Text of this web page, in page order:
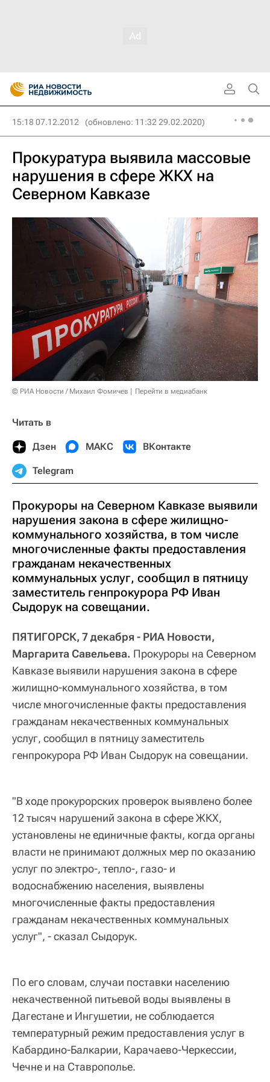
15:18 07.12.2012 (обновлено: 11:32 29.02.2020)
Прокуратура выявила массовые
нарушения в сфере ЖКХ на
Северном Кавказе
© РИА Новости / Михаил Фомичев Перейти в медиабанк
Читать в
Дзен МАКС ВКонтакте
Telegram
Прокуроры на Северном Кавказе выявили
нарушения закона в сфере жилищно-
коммунального хозяйства, в том числе
многочисленные факты предоставления
гражданам некачественных
коммунальных услуг, сообщил в пятницу
заместитель генпрокурора РФ Иван
Сыдорук на совещании.
ПЯТИГОРСК, 7 декабря - РИА Новости,
Маргарита Савельева. Прокуроры на Северном
Кавказе выявили нарушения закона в сфере
жилищно-коммунального хозяйства, в том
числе многочисленные факты предоставления
гражданам некачественных коммунальных
услуг, сообщил в пятницу заместитель
генпрокурора РФ Иван Сыдорук на совещании.
"В ходе прокурорских проверок выявлено более
12 тысяч нарушений закона в сфере ЖКХ,
установлены не единичные факты, когда органы
власти не принимают должных мер по оказанию
услуг по электро-, тепло-, газо- и
водоснабжению населения, выявлены
многочисленные факты предоставления
гражданам некачественных коммунальных
услуг", - сказал Сыдорук.
По его словам, случаи поставки населению
некачественной питьевой воды выявлены в
Дагестане и Ингушетии, не соблюдается
температурный режим предоставления услуг в
Кабардино-Балкарии, Карачаево-Черкессии,
Чечне и на Ставрополье.